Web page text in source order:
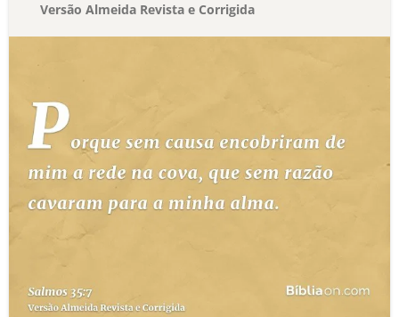
Versão Almeida Revista e Corrigida